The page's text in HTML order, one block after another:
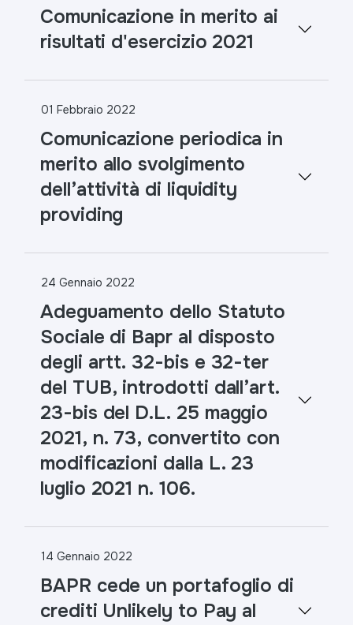
Comunicazione in merito ai
risultati d'esercizio 2021
01 Febbraio 2022
Comunicazione periodica in
merito allo svolgimento
dell’attività di liquidity
providing
24 Gennaio 2022
Adeguamento dello Statuto
Sociale di Bapr al disposto
degli artt. 32-bis e 32-ter
del TUB, introdotti dall’art.
23-bis del D.L. 25 maggio
2021, n. 73, convertito con
modificazioni dalla L. 23
luglio 2021 n. 106.
14 Gennaio 2022
BAPR cede un portafoglio di
crediti Unlikely to Pay al